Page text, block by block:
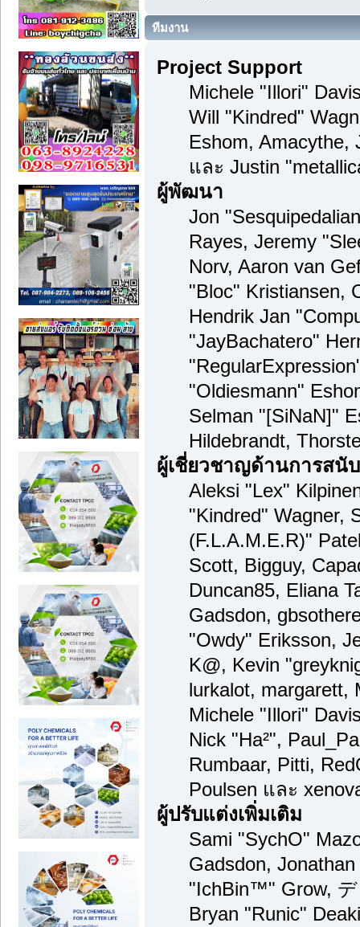
ทีมงาน
Project Support
Michele "Illori"
Will "Kindred"
Eshom, Amacythe,
และ Justin
ผู้พัฒนา
Jon
Rayes, Jeremy
Norv, Aaron van
"Bloc" Kristiansen,
Hendrik Jan
"JayBachatero"
"Oldiesmann"
Selman "[SiNaN]"
Hildebrandt,
ผู้เชี่ยวชาญด้านการสนั
Aleksi "Lex"
"Kindred" Wagner,
(F.L.A.M.E.R)"
Scott, Bigguy,
Duncan85, Eliana
Gadsdon,
"Owdy" Eriksson,
K@, Kevin
lurkalot, margarett,
Michele "Illori"
Nick "Ha²",
Rumbaar, Pitti,
Poulsen และ
ผู้ปรับแต่งเพิ่มเติม
Sami "SychO"
Gadsdon,
"IchBin™" Grow,
Bryan "Runic"